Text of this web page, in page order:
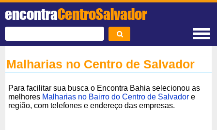
encontraCentroSalvador
Malharias no Centro de Salvador
Para facilitar sua busca o Encontra Bahia selecionou as
melhores Malharias no Bairro do Centro de Salvador e
região, com telefones e endereço das empresas.